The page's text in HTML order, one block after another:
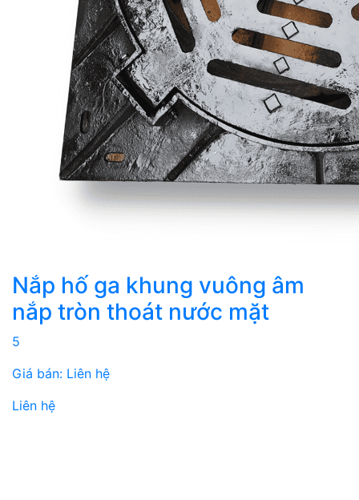
Nắp hố ga khung vuông âm
nắp tròn thoát nước mặt
5
Giá bán: Liên hệ
Liên hệ